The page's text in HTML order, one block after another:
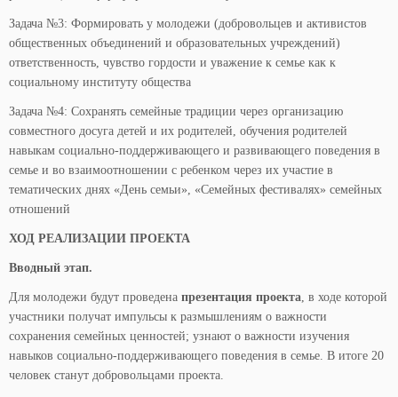
Задача №3: Формировать у молодежи (добровольцев и активистов
общественных объединений и образовательных учреждений)
ответственность, чувство гордости и уважение к семье как к
социальному институту общества
Задача №4: Сохранять семейные традиции через организацию
совместного досуга детей и их родителей, обучения родителей
навыкам социально-поддерживающего и развивающего поведения в
семье и во взаимоотношении с ребенком через их участие в
тематических днях «День семьи», «Семейных фестивалях» семейных
отношений
ХОД РЕАЛИЗАЦИИ ПРОЕКТА
Вводный этап.
Для молодежи будут проведена презентация проекта, в ходе которой
участники получат импульсы к размышлениям о важности
сохранения семейных ценностей; узнают о важности изучения
навыков социально-поддерживающего поведения в семье. В итоге 20
человек станут добровольцами проекта.